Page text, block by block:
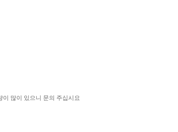
많이 있으니 문의 주십시요